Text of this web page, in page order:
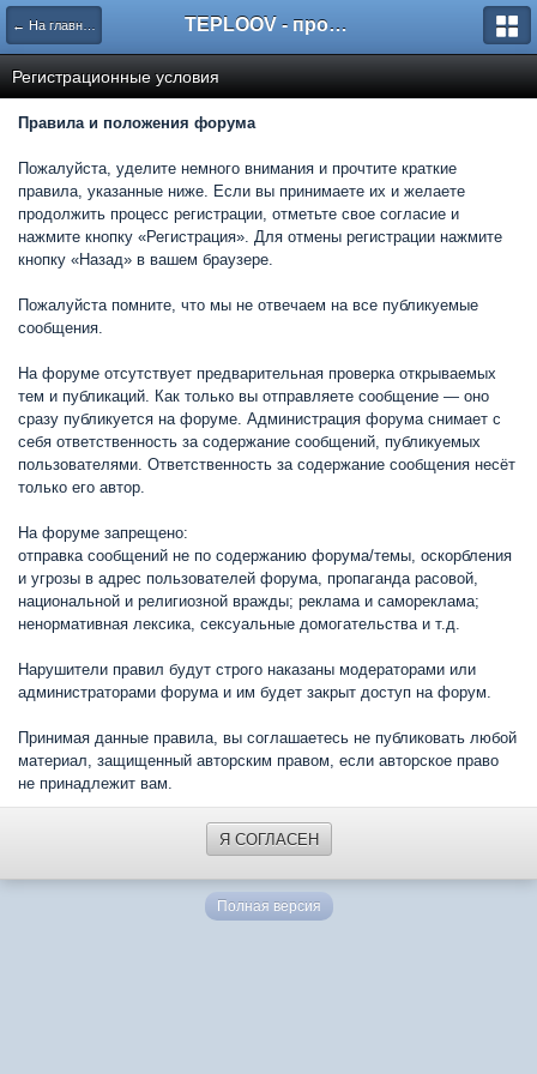
← На главную TEPLOOV - программный комплекс для расчёта систем отопления и вентиляции
Регистрационные условия
Правила и положения форума
Пожалуйста, уделите немного внимания и прочтите краткие
правила, указанные ниже. Если вы принимаете их и желаете
продолжить процесс регистрации, отметьте свое согласие и
нажмите кнопку «Регистрация». Для отмены регистрации нажмите
кнопку «Назад» в вашем браузере.
Пожалуйста помните, что мы не отвечаем на все публикуемые
сообщения.
На форуме отсутствует предварительная проверка открываемых
тем и публикаций. Как только вы отправляете сообщение — оно
сразу публикуется на форуме. Администрация форума снимает с
себя ответственность за содержание сообщений, публикуемых
пользователями. Ответственность за содержание сообщения несёт
только его автор.
На форуме запрещено:
отправка сообщений не по содержанию форума/темы, оскорбления
и угрозы в адрес пользователей форума, пропаганда расовой,
национальной и религиозной вражды; реклама и самореклама;
ненормативная лексика, сексуальные домогательства и т.д.
Нарушители правил будут строго наказаны модераторами или
администраторами форума и им будет закрыт доступ на форум.
Принимая данные правила, вы соглашаетесь не публиковать любой
материал, защищенный авторским правом, если авторское право
не принадлежит вам.
Я СОГЛАСЕН
Полная версия